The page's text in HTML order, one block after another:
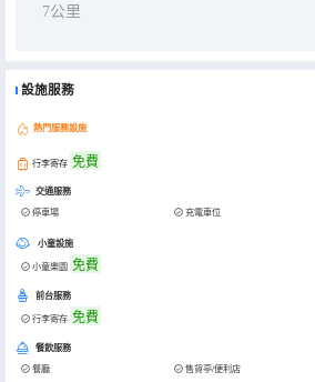
7公里
設施服務
熱門服務設施
行李寄存 免費
交通服務
停車場 充電車位
小童設施
小童樂園 免費
前台服務
行李寄存 免費
餐飲服務
餐廳 售貨亭/便利店